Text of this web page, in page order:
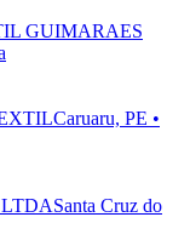
GUIMARAES
Caruaru, PE •
Santa Cruz do